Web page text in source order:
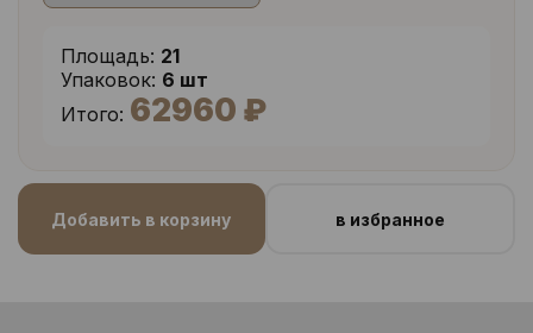
Площадь: 21
Упаковок: 6 шт
Итого: 62960 ₽
Добавить в корзину в избранное